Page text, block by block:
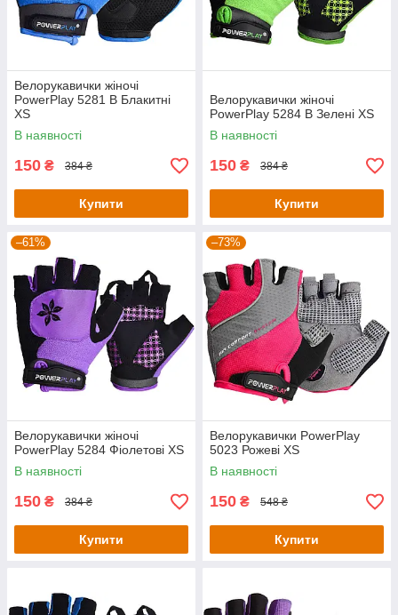
Велорукавички жіночі
PowerPlay 5281 B Блакитні
XS
В наявності
150 ₴ 384 ₴
Купити
Велорукавички жіночі
PowerPlay 5284 B Зелені XS
В наявності
150 ₴ 384 ₴
Купити
–61%
Велорукавички жіночі
PowerPlay 5284 Фіолетові XS
В наявності
150 ₴ 384 ₴
Купити
–73%
Велорукавички PowerPlay
5023 Рожеві XS
В наявності
150 ₴ 548 ₴
Купити